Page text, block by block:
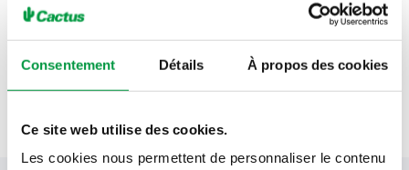
Consentement Détails À propos des cookies
Ce site web utilise des cookies.
Les cookies nous permettent de personnaliser le contenu
petit bouquet